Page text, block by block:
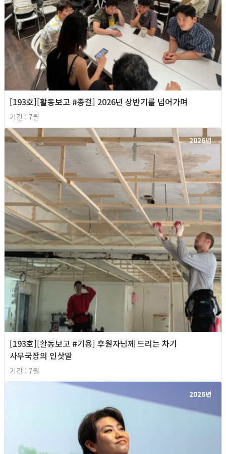
[193호][활동보고 #종걸] 2026년 상반기를 넘어가며
기간 : 7월
2026년
[193호][활동보고 #기용] 후원자님께 드리는 차기
사무국장의 인삿말
기간 : 7월
2026년